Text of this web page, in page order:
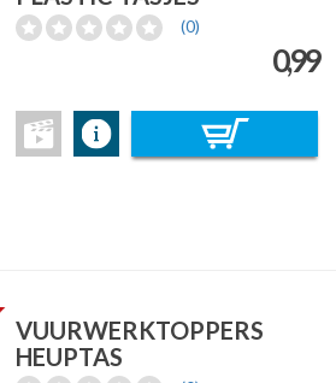
(0)
0,99
VUURWERKTOPPERS
HEUPTAS